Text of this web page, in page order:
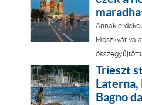
Annak
Moszkvát
Trieszt
Laterna,
Bagno